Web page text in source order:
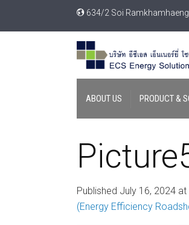
634/2 Soi
ABOUT US PRODUCT &
Published July 16, 2024 at
(Energy Efficiency